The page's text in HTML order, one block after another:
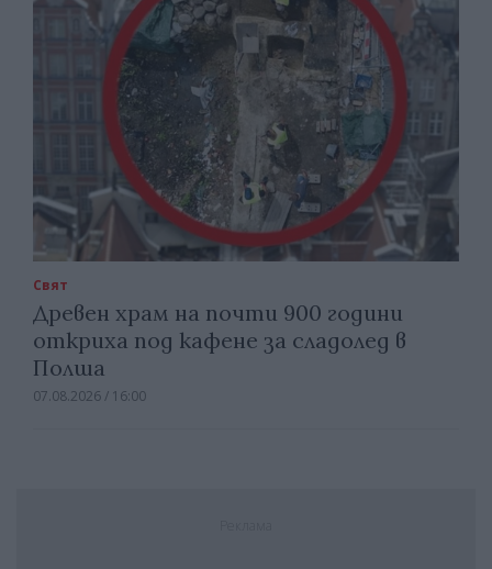
Свят
Древен храм на почти 900 години
откриха под кафене за сладолед в
Полша
07.08.2026 / 16:00